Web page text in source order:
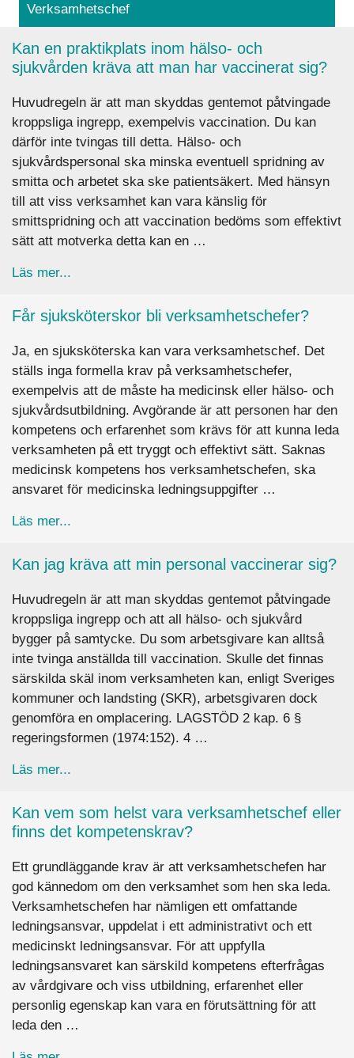
Verksamhetschef
Kan en praktikplats inom hälso- och
sjukvården kräva att man har vaccinerat sig?
Huvudregeln är att man skyddas gentemot påtvingade
kroppsliga ingrepp, exempelvis vaccination. Du kan
därför inte tvingas till detta. Hälso- och
sjukvårdspersonal ska minska eventuell spridning av
smitta och arbetet ska ske patientsäkert. Med hänsyn
till att viss verksamhet kan vara känslig för
smittspridning och att vaccination bedöms som effektivt
sätt att motverka detta kan en …
Läs mer...
Får sjuksköterskor bli verksamhetschefer?
Ja, en sjuksköterska kan vara verksamhetschef. Det
ställs inga formella krav på verksamhetschefer,
exempelvis att de måste ha medicinsk eller hälso- och
sjukvårdsutbildning. Avgörande är att personen har den
kompetens och erfarenhet som krävs för att kunna leda
verksamheten på ett tryggt och effektivt sätt. Saknas
medicinsk kompetens hos verksamhetschefen, ska
ansvaret för medicinska ledningsuppgifter …
Läs mer...
Kan jag kräva att min personal vaccinerar sig?
Huvudregeln är att man skyddas gentemot påtvingade
kroppsliga ingrepp och att all hälso- och sjukvård
bygger på samtycke. Du som arbetsgivare kan alltså
inte tvinga anställda till vaccination. Skulle det finnas
särskilda skäl inom verksamheten kan, enligt Sveriges
kommuner och landsting (SKR), arbetsgivaren dock
genomföra en omplacering. LAGSTÖD 2 kap. 6 §
regeringsformen (1974:152). 4 …
Läs mer...
Kan vem som helst vara verksamhetschef eller
finns det kompetenskrav?
Ett grundläggande krav är att verksamhetschefen har
god kännedom om den verksamhet som hen ska leda.
Verksamhetschefen har nämligen ett omfattande
ledningsansvar, uppdelat i ett administrativt och ett
medicinskt ledningsansvar. För att uppfylla
ledningsansvaret kan särskild kompetens efterfrågas
av vårdgivare och viss utbildning, erfarenhet eller
personlig egenskap kan vara en förutsättning för att
leda den …